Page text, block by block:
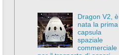
Dragon V2, è
nata la prima
capsula
spaziale
commerciale